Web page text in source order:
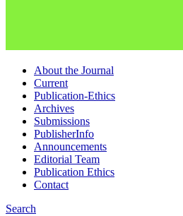
About the Journal
Current
Publication-Ethics
Archives
Submissions
PublisherInfo
Announcements
Editorial Team
Publication Ethics
Contact
Search